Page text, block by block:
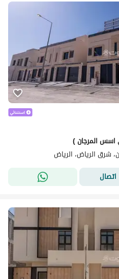
المرجان )
شرق الرياض، الرياض
اتصال